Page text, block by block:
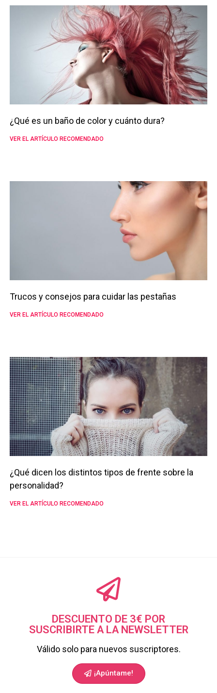
¿Qué es un baño de color y cuánto dura?
VER EL ARTÍCULO RECOMENDADO
Trucos y consejos para cuidar las pestañas
VER EL ARTÍCULO RECOMENDADO
¿Qué dicen los distintos tipos de frente sobre la
personalidad?
VER EL ARTÍCULO RECOMENDADO
DESCUENTO DE 3€ POR
SUSCRIBIRTE A LA NEWSLETTER
Válido solo para nuevos suscriptores.
¡Apúntame!